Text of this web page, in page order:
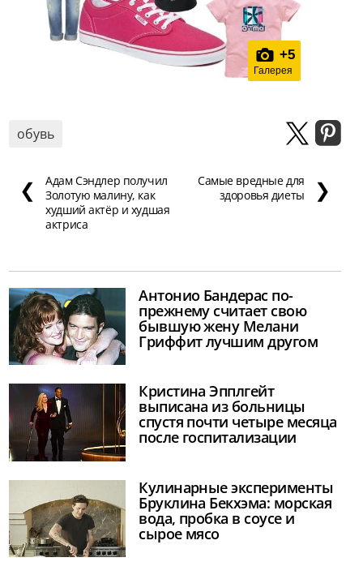
+5
Галерея
обувь
❮
Адам Сэндлер получил
Золотую малину, как
худший актёр и худшая
актриса
Самые вредные для
здоровья диеты
❯
Антонио Бандерас по-
прежнему считает свою
бывшую жену Мелани
Гриффит лучшим другом
Кристина Эпплгейт
выписана из больницы
спустя почти четыре месяца
после госпитализации
Кулинарные эксперименты
Бруклина Бекхэма: морская
вода, пробка в соусе и
сырое мясо